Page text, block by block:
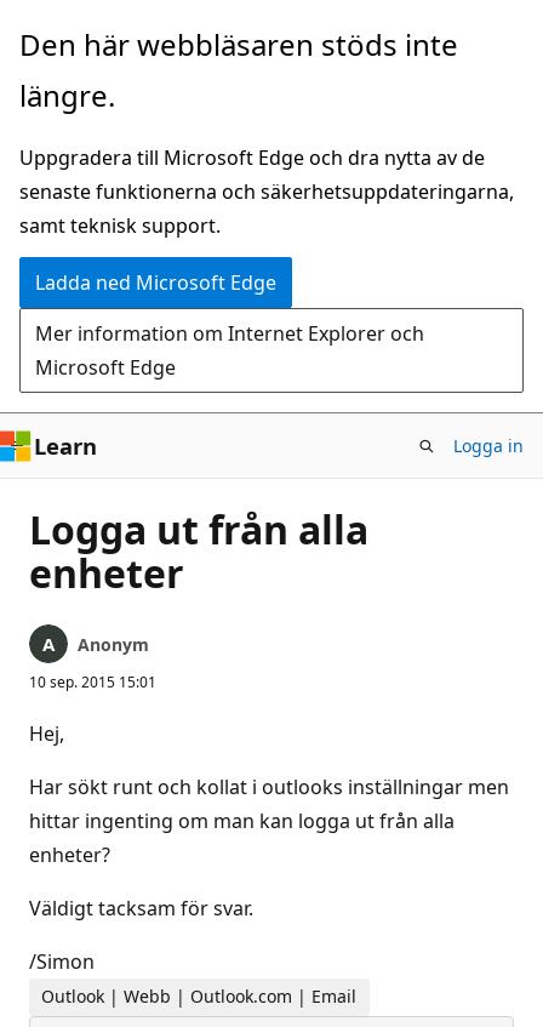
Hoppa
huvudinnehåll
Den här webbläsaren stöds inte
längre.
Uppgradera till Microsoft Edge och dra nytta av de
senaste funktionerna och säkerhetsuppdateringarna,
samt teknisk support.
Ladda ned Microsoft Edge
Mer information om Internet Explorer och
Microsoft Edge
Learn Logga in
Logga ut från alla
enheter
Anonym
10 sep. 2015 15:01
Hej,
Har sökt runt och kollat i outlooks inställningar men
hittar ingenting om man kan logga ut från alla
enheter?
Väldigt tacksam för svar.
/Simon
Outlook | Webb | Outlook.com | Email